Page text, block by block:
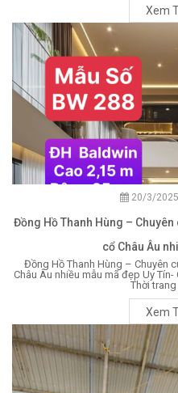
Xem
20/3/2025
Đồng Hồ Thanh Hùng –
cổ Châu Âu
Đồng Hồ Thanh Hùng – Chuyên
Châu Âu nhiều mẫu mã đẹp Uy
Thời trang
Xem